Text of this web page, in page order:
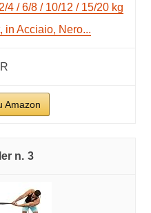
/ 6/8 / 10/12 / 15/20 kg
in Acciaio, Nero...
Amazon
3